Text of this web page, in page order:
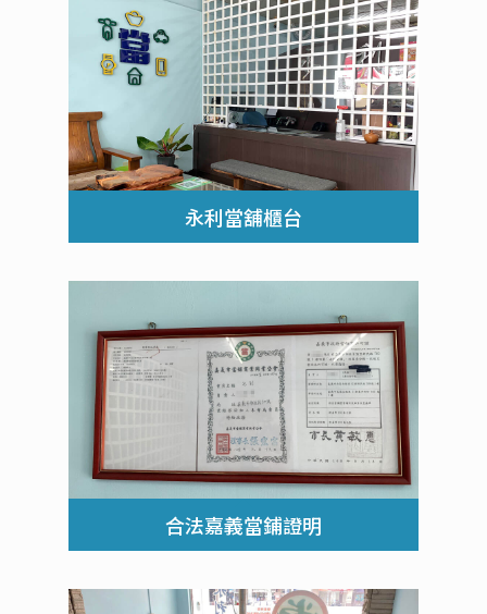
永利當舖櫃台
合法嘉義當鋪證明